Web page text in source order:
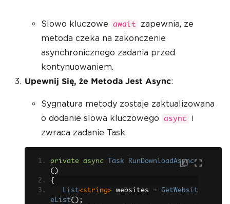
Slowo kluczowe await
zapewnia, ze
metoda czeka na zakonczenie
asynchronicznego zadania przed
kontynuowaniem.
Upewnij Się, że Metoda Jest Async:
Sygnatura metody zostaje zaktualizowana
o dodanie slowa kluczowego
async
i
zwraca zadanie Task.
private async Task
RunDownloadAsync
()
{
List<string> websites =
GetWebsit
eList();